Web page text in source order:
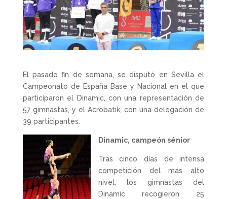
El pasado fin de semana, se disputó en Sevilla el
Campeonato de España Base y Nacional en el que
participaron el Dinamic, con una representación de
57 gimnastas, y el Acrobatik, con una delegación de
39 participantes.
Dinamic, campeón sénior
Tras cinco días de intensa
competición del más alto
nivel, los gimnastas del
Dinamic recogieron 25